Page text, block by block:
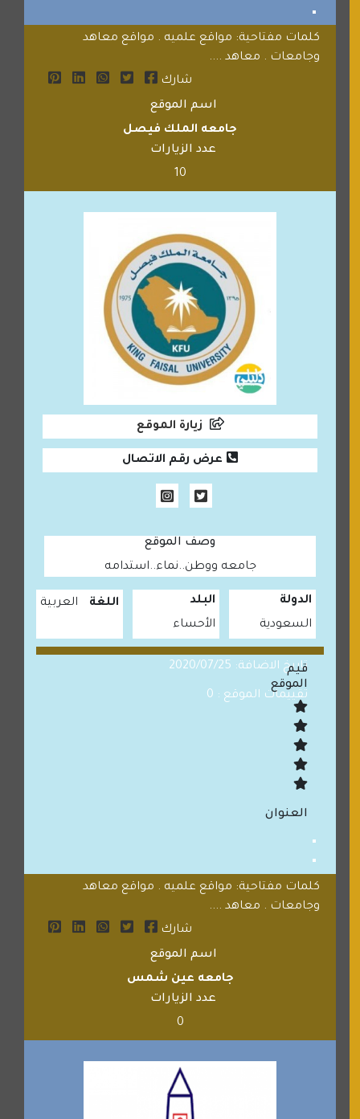
كلمات مفتاحية: مواقع علميه . مواقع معاهد
وجامعات . معاهد ....
شارك
اسم الموقع
جامعه الملك فيصل
عدد الزيارات
10
زيارة الموقع
عرض رقم الاتصال
وصف الموقع
جامعه ووطن..نماء..استدامه
الدولة
السعودية
البلد
الأحساء
اللغة العربية
تاريخ الاضافة: 2020/07/25
تقييمات الموقع : 0
قيم
الموقع
العنوان
كلمات مفتاحية: مواقع علميه . مواقع معاهد
وجامعات . معاهد ....
شارك
اسم الموقع
جامعه عين شمس
عدد الزيارات
0